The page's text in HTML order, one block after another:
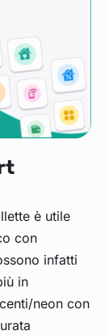
è utile
con
infatti
in
neon con